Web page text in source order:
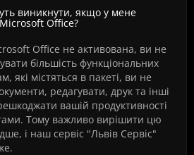
виникнути, якщо у мене
Office?
Office не активована, ви не
більшість функціональних
які містяться в пакеті, ви не
редагувати, друк та інші
вашій продуктивності
Тому важливо вирішити цю
і наш сервіс "Львів Сервіс"